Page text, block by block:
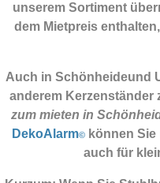
unserem Sortiment
dem Mietpreis
Auch in Schönheideund
anderem Kerzenständer
zum mieten in
DekoAlarm© können
auch für